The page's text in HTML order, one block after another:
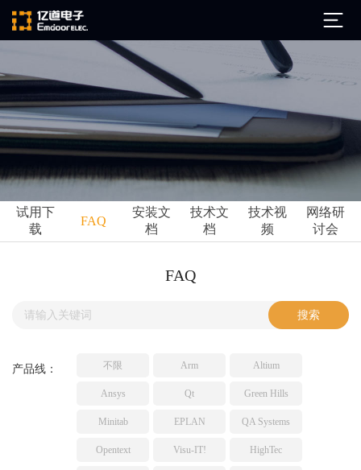
公司简介
发展历程
企业文化
ARM
Ansys
TESSY
亿道动态
市场活动
技术文档
网络研讨会
试用下
载
FAQ
安装文
档
技术文
档
技术视
频
网络研
讨会
FAQ
产品线： 不限 Arm Altium
Ansys Qt Green Hills
Minitab EPLAN QA Systems
Opentext Visu-IT! HighTec